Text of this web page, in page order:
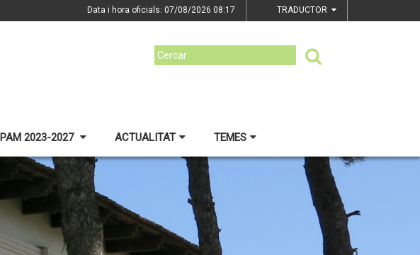
Data i hora oficials: 07/08/2026 08:17 TRADUCTOR
PAM 2023-2027 ACTUALITAT TEMES